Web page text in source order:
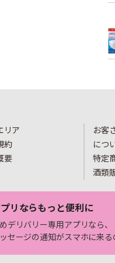
リア
約
要
お客
につ
特定
酒類
リならもっと便利に
デリバリー専用アプリなら、
セージの通知がスマホに来る